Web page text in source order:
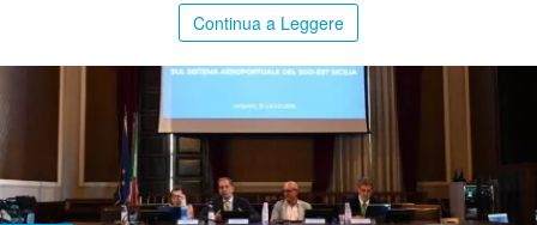
Continua a Leggere